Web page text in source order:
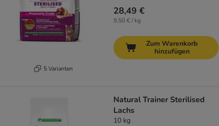
5 Varianten
28,49 €
9,50 € / kg
Zum Warenkorb
hinzufügen
Natural Trainer Sterilised
Lachs
10 kg